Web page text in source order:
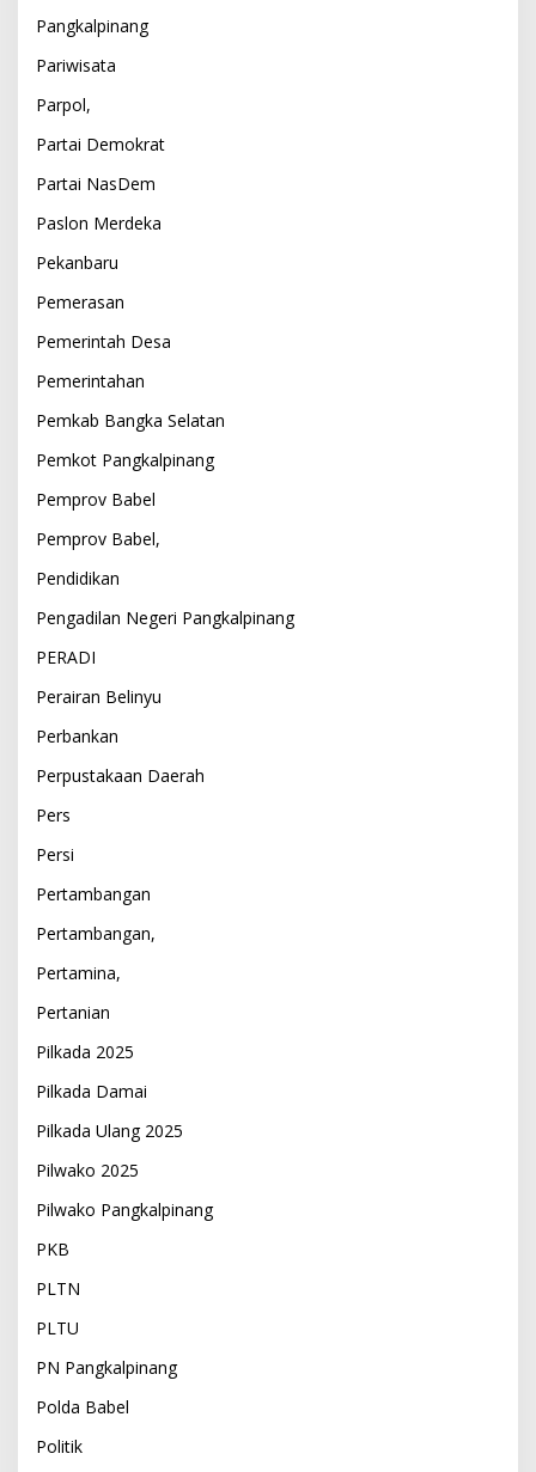
Pangkalpinang
Pariwisata
Parpol,
Partai Demokrat
Partai NasDem
Paslon Merdeka
Pekanbaru
Pemerasan
Pemerintah Desa
Pemerintahan
Pemkab Bangka Selatan
Pemkot Pangkalpinang
Pemprov Babel
Pemprov Babel,
Pendidikan
Pengadilan Negeri Pangkalpinang
PERADI
Perairan Belinyu
Perbankan
Perpustakaan Daerah
Pers
Persi
Pertambangan
Pertambangan,
Pertamina,
Pertanian
Pilkada 2025
Pilkada Damai
Pilkada Ulang 2025
Pilwako 2025
Pilwako Pangkalpinang
PKB
PLTN
PLTU
PN Pangkalpinang
Polda Babel
Politik